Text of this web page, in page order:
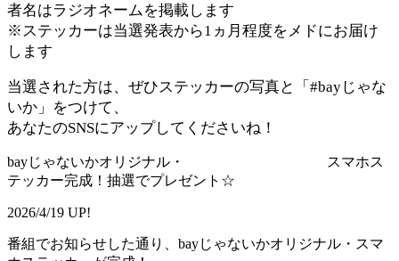
者名はラジオネームを掲載します
※ステッカーは当選発表から1ヵ月程度をメドにお届け
します
当選された方は、ぜひステッカーの写真と「#bayじゃな
いか」をつけて、
あなたのSNSにアップしてくださいね！
bayじゃないかオリジナル・ スマホス
テッカー完成！抽選でプレゼント☆
2026/4/19 UP!
番組でお知らせした通り、bayじゃないかオリジナル・スマ